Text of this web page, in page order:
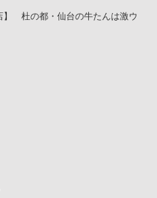
】 杜の都・仙台の牛たんは激ウ